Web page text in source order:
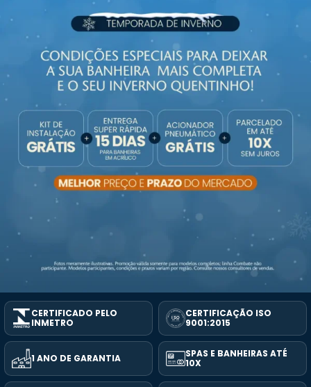
CERTIFICADO PELO
INMETRO
CERTIFICAÇÃO ISO
9001:2015
1 ANO DE GARANTIA
SPAS E BANHEIRAS ATÉ
10X